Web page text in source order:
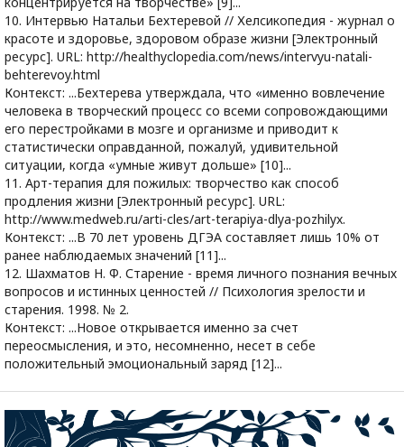
10. Интервью Натальи Бехтеревой // Хелсикопедия - журнал о
красоте и здоровье, здоровом образе жизни [Электронный
ресурс]. URL: http://healthyclopedia.com/news/intervyu-natali-
behterevoy.html
Контекст: ...Бехтерева утверждала, что «именно вовлечение
человека в творческий процесс со всеми сопровождающими
его перестройками в мозге и организме и приводит к
статистически оправданной, пожалуй, удивительной
ситуации, когда «умные живут дольше» [10]...
11. Арт-терапия для пожилых: творчество как способ
продления жизни [Электронный ресурс]. URL:
http://www.medweb.ru/arti-cles/art-terapiya-dlya-pozhilyx.
Контекст: ...В 70 лет уровень ДГЭА составляет лишь 10% от
ранее наблюдаемых значений [11]...
12. Шахматов Н. Ф. Старение - время личного познания вечных
вопросов и истинных ценностей // Психология зрелости и
старения. 1998. № 2.
Контекст: ...Новое открывается именно за счет
переосмысления, и это, несомненно, несет в себе
положительный эмоциональный заряд [12]...